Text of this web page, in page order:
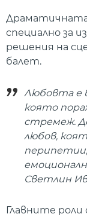
Драматичната
специално за
решения на
балет.
Любовта е
която
стремеж.
любов,
Светлин
Главните